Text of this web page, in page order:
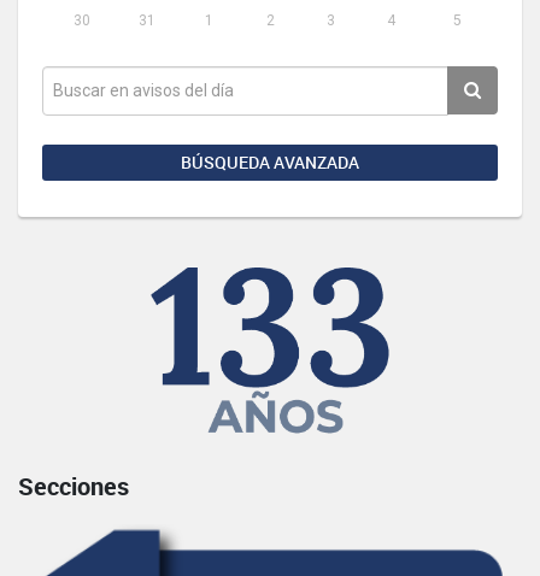
30
31 1 2 3 4 5
BÚSQUEDA AVANZADA
Secciones